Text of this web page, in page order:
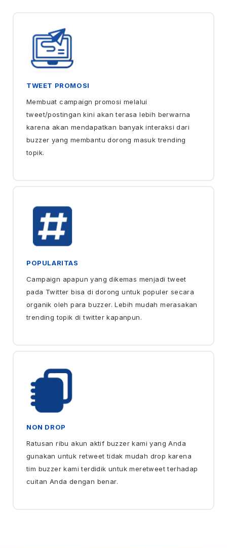
TWEET PROMOSI
Membuat campaign promosi melalui
tweet/postingan kini akan terasa lebih berwarna
karena akan mendapatkan banyak interaksi dari
buzzer yang membantu dorong masuk trending
topik.
POPULARITAS
Campaign apapun yang dikemas menjadi tweet
pada Twitter bisa di dorong untuk populer secara
organik oleh para buzzer. Lebih mudah merasakan
trending topik di twitter kapanpun.
NON DROP
Ratusan ribu akun aktif buzzer kami yang Anda
gunakan untuk retweet tidak mudah drop karena
tim buzzer kami terdidik untuk meretweet terhadap
cuitan Anda dengan benar.